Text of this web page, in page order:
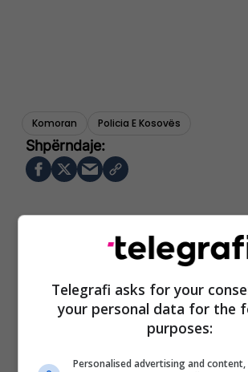
Komoran Policia E Kosovës
Telegrafi asks for your
your personal data for the
purposes:
Personalised advertising and